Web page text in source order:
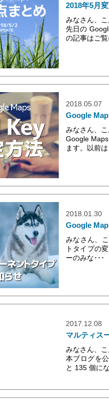
2018年5月
みなさん、こ
先日の
の記事はご
2018.05.07
Google
みなさん、こ
Google
ます。以前
2018.01.30
Google
みなさん、
トタイプの
ーのみな･･･
2017.12.08
マルティス
みなさん、こ
本ブログを
と 135 個に